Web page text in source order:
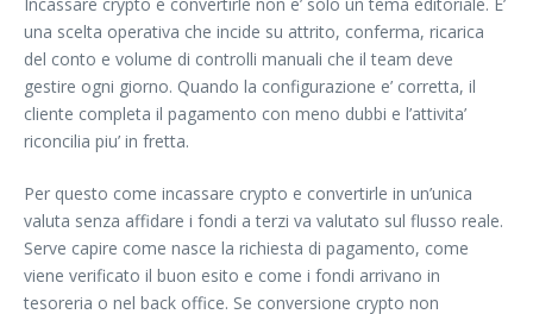
una scelta operativa che incide su attrito, conferma, ricarica
del conto e volume di controlli manuali che il team deve
gestire ogni giorno. Quando la configurazione e’ corretta, il
cliente completa il pagamento con meno dubbi e l’attivita’
riconcilia piu’ in fretta.
Per questo come incassare crypto e convertirle in un’unica
valuta senza affidare i fondi a terzi va valutato sul flusso reale.
Serve capire come nasce la richiesta di pagamento, come
viene verificato il buon esito e come i fondi arrivano in
tesoreria o nel back office. Se conversione crypto non